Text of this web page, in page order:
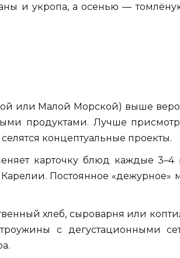
и укропа, а осенью —
или Малой Морской) выше
продуктами. Лучше
концептуальные проекты.
карточку блюд каждые 3–4
Постоянное «дежурное»
хлеб, сыроварня или
с дегустационными